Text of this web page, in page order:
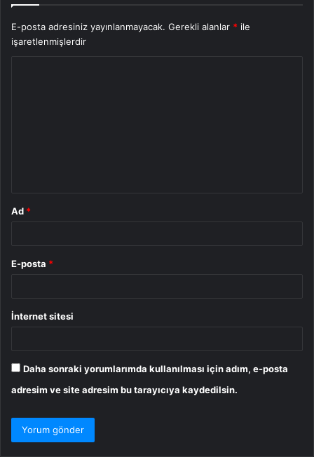
E-posta adresiniz yayınlanmayacak. Gerekli alanlar * ile
işaretlenmişlerdir
Ad *
E-posta *
İnternet sitesi
Daha sonraki yorumlarımda kullanılması için adım, e-posta
adresim ve site adresim bu tarayıcıya kaydedilsin.